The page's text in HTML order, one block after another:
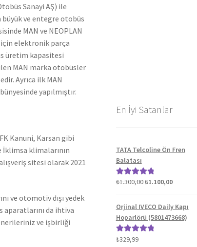
Sanayi AŞ) ile
büyük ve entegre otobüs
MAN ve NEOPLAN
elektronik parça
üretim kapasitesi
MAN marka otobüsler
Ayrıca ilk MAN
yapılmıştır.
Kanuni, Karsan gibi
İklimsa klimalarının
sitesi olarak 2021
ve otomotiv dışı yedek
aparatlarını da ihtiva
ve işbirliği
En İyi Satanlar
TATA Telcoline Ön Fren
Balatası
5 üzerinden
₺1.300,00Orijinal
₺1.300,00.
₺1.100,00Şu
fiyat:
₺1.100,00.
Orjinal IVECO Daily Kapı
Hoparlörü (5801473668)
5 üzerinden
₺329,99